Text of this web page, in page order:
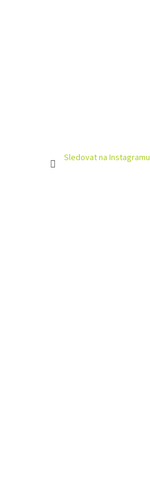
Sledovat na Instagramu